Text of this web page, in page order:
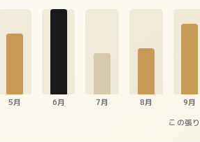
5月 6月 7月 8月 9月
この張